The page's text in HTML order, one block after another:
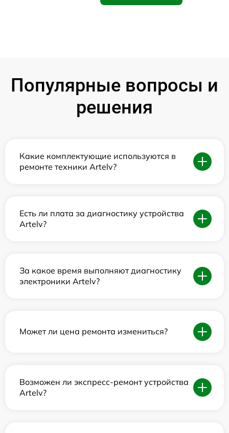
Популярные вопросы и
решения
Какие комплектующие используются в
ремонте техники Artelv?
Есть ли плата за диагностику устройства
Artelv?
За какое время выполняют диагностику
электроники Artelv?
Может ли цена ремонта измениться?
Возможен ли экспресс-ремонт устройства
Artelv?